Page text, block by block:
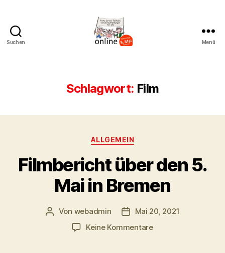
Suchen Menü
Schlagwort: Film
Kategorien
ALLGEMEIN
Filmbericht über den 5.
Mai in Bremen
Beitragsautor
Von webadmin Beitragsdatum
Mai 20, 2021
Keine Kommentarezu